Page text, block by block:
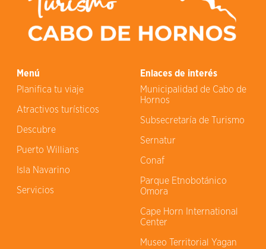
Menú
Planifica tu viaje
Atractivos turísticos
Descubre
Puerto Willians
Isla Navarino
Servicios
Enlaces de interés
Municipalidad de Cabo de
Hornos
Subsecretaría de Turismo
Sernatur
Conaf
Parque Etnobotánico
Omora
Cape Horn International
Center
Museo Territorial Yagan